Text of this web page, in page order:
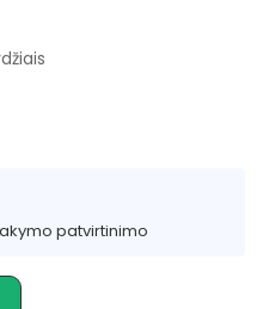
patvirtinimo